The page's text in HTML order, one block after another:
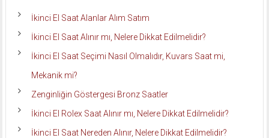
İkinci El Saat Alanlar Alım Satım
İkinci El Saat Alınır mı, Nelere Dikkat Edilmelidir?
İkinci El Saat Seçimi Nasıl Olmalıdır, Kuvars Saat mi,
Mekanik mi?
Zenginliğin Göstergesi Bronz Saatler
İkinci El Rolex Saat Alınır mı, Nelere Dikkat Edilmelidir?
İkinci El Saat Nereden Alınır, Nelere Dikkat Edilmelidir?